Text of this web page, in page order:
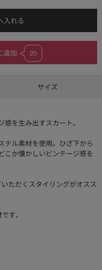
追加 20
サイズ
を生み出すスカート。
テル素材を使用。ひざ下から
こか懐かしいビンテージ感を
ただくスタイリングがオスス
す。